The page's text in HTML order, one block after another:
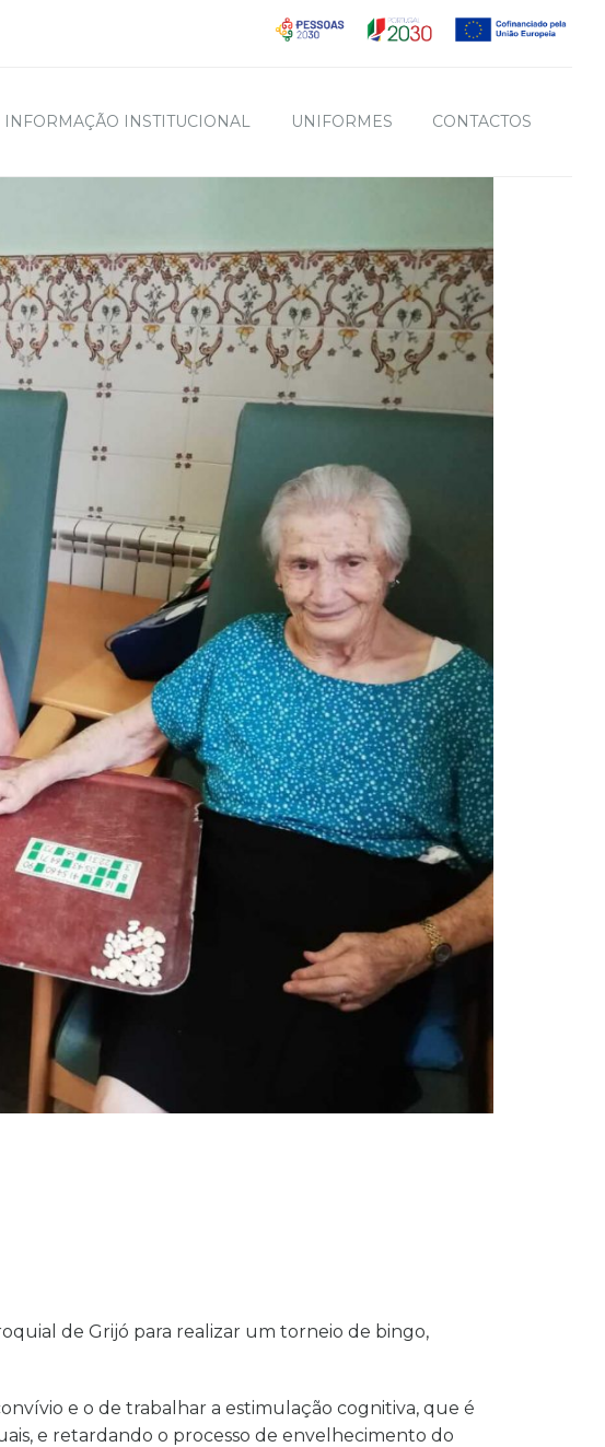
INFORMAÇÃO INSTITUCIONAL UNIFORMES CONTACTOS
de Grijó para realizar um torneio de bingo,
e o de trabalhar a estimulação cognitiva, que é
e retardando o processo de envelhecimento do